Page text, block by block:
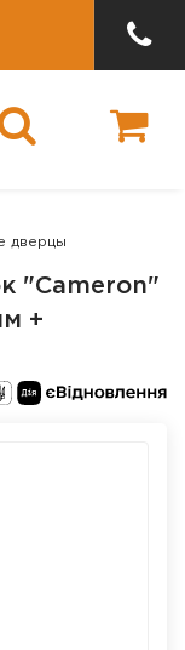
дверцы
"Cameron"
+